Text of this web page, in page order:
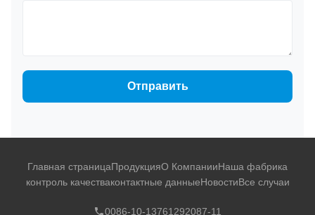
Отправить
Главная страницаПродукцияО КомпанииНаша фабрика
контроль качестваконтактные данныеНовостиВсе случаи
0086-10-13761292087-11